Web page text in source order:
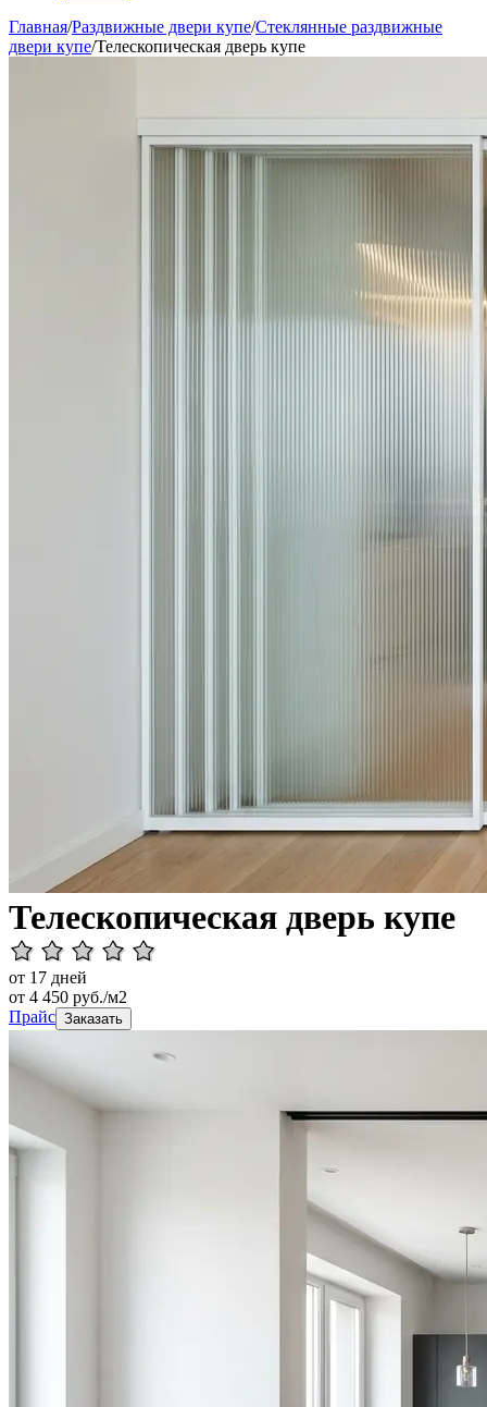
Главная/Раздвижные двери купе/Стеклянные раздвижные
двери купе/Телескопическая дверь купе
Телескопическая дверь купе
от 17 дней
от 4 450 руб./м2
Прайс Заказать